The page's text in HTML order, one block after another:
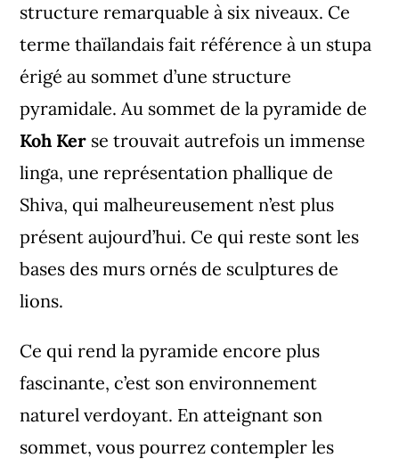
structure remarquable à six niveaux. Ce
terme thaïlandais fait référence à un stupa
érigé au sommet d’une structure
pyramidale. Au sommet de la pyramide de
Koh Ker se trouvait autrefois un immense
linga, une représentation phallique de
Shiva, qui malheureusement n’est plus
présent aujourd’hui. Ce qui reste sont les
bases des murs ornés de sculptures de
lions.
Ce qui rend la pyramide encore plus
fascinante, c’est son environnement
naturel verdoyant. En atteignant son
sommet, vous pourrez contempler les